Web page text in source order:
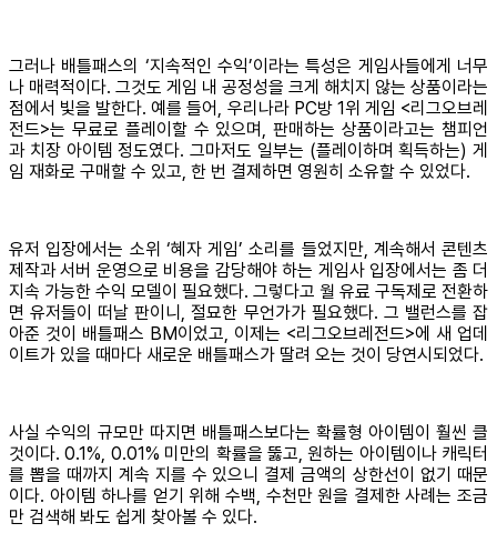
그러나 배틀패스의 ‘지속적인 수익’이라는 특성은 게임사들에게 너무
나 매력적이다. 그것도 게임 내 공정성을 크게 해치지 않는 상품이라는
점에서 빛을 발한다. 예를 들어, 우리나라 PC방 1위 게임 <리그오브레
전드>는 무료로 플레이할 수 있으며, 판매하는 상품이라고는 챔피언
과 치장 아이템 정도였다. 그마저도 일부는 (플레이하며 획득하는) 게
임 재화로 구매할 수 있고, 한 번 결제하면 영원히 소유할 수 있었다.
유저 입장에서는 소위 ‘혜자 게임’ 소리를 들었지만, 계속해서 콘텐츠
제작과 서버 운영으로 비용을 감당해야 하는 게임사 입장에서는 좀 더
지속 가능한 수익 모델이 필요했다. 그렇다고 월 유료 구독제로 전환하
면 유저들이 떠날 판이니, 절묘한 무언가가 필요했다. 그 밸런스를 잡
아준 것이 배틀패스 BM이었고, 이제는 <리그오브레전드>에 새 업데
이트가 있을 때마다 새로운 배틀패스가 딸려 오는 것이 당연시되었다.
사실 수익의 규모만 따지면 배틀패스보다는 확률형 아이템이 훨씬 클
것이다. 0.1%, 0.01% 미만의 확률을 뚫고, 원하는 아이템이나 캐릭터
를 뽑을 때까지 계속 지를 수 있으니 결제 금액의 상한선이 없기 때문
이다. 아이템 하나를 얻기 위해 수백, 수천만 원을 결제한 사례는 조금
만 검색해 봐도 쉽게 찾아볼 수 있다.